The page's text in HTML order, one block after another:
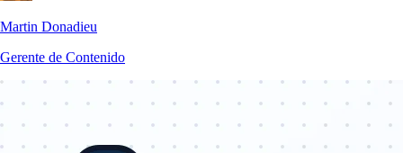
Martin Donadieu
Gerente de Contenido